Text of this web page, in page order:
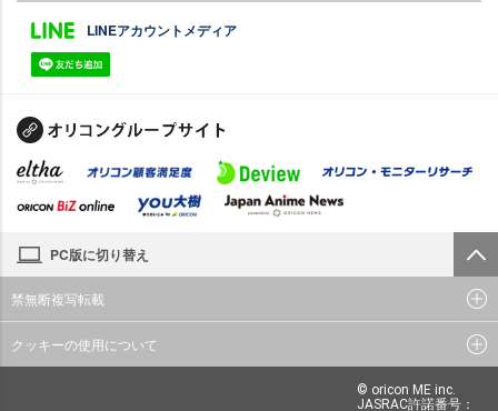
LINEアカウントメディア
PC版に切り替え
禁無断複写転載
クッキーの使用について
© oricon ME inc.
JASRAC許諾番号：